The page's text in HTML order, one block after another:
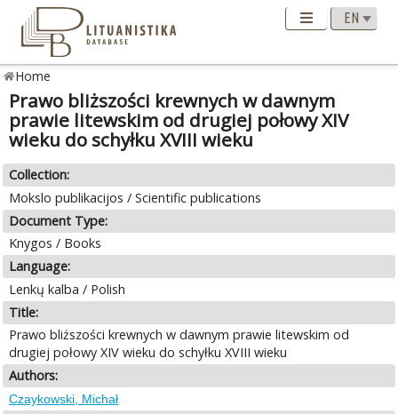
Home
Prawo bliższości krewnych w dawnym
prawie litewskim od drugiej połowy XIV
wieku do schyłku XVIII wieku
Collection:
Mokslo publikacijos / Scientific publications
Document Type:
Knygos / Books
Language:
Lenkų kalba / Polish
Title:
Prawo bliższości krewnych w dawnym prawie litewskim od
drugiej połowy XIV wieku do schyłku XVIII wieku
Authors:
Czaykowski, Michał